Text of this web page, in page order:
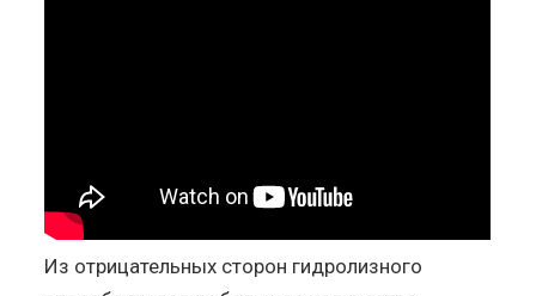
Из отрицательных сторон гидролизного